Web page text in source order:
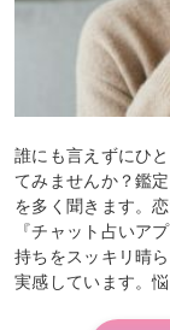
誰にも言えずにひ
てみませんか？鑑
を多く聞きます。
『チャット占いア
持ちをスッキリ晴
実感しています。